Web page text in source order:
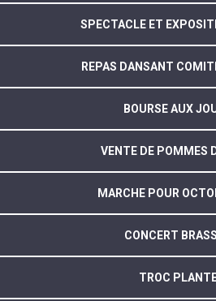
SPECTACLE ET
REPAS DANSANT
BOURSE AUX
VENTE DE POMMES
MARCHE POUR
CONCERT
TROC